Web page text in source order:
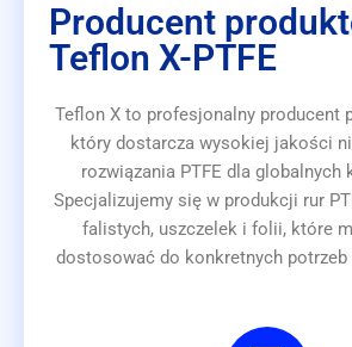
Producent
Teflon X-PTFE
Teflon X to profesjonalny producent
który dostarcza wysokiej jakości
rozwiązania PTFE dla globalnych
Specjalizujemy się w produkcji rur
falistych, uszczelek i folii, które
dostosować do konkretnych potrzeb